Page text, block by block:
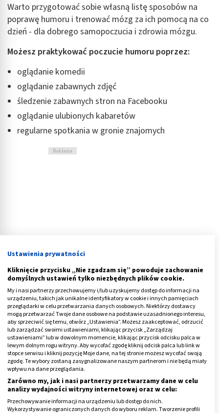
Warto przygotować sobie własną listę sposobów na
poprawę humoru i trenować mózg za ich pomocą na co
dzień - dla dobrego samopoczucia i zdrowia mózgu.
Możesz praktykować poczucie humoru poprzez:
oglądanie komedii
oglądanie zabawnych zdjęć
śledzenie zabawnych stron na Facebooku
oglądanie ulubionych kabaretów
regularne spotkania w gronie znajomych
Reklama
Trening mózgu: naucz się mówić NIE
Efektywne wywiązywanie się z wielu powierzonych
obowiązków nie byłoby możliwe bez działania pod
wpływem stresu. Należy pamiętać jednak o tym, że
życie w takich warunkach w dłuższej perspektywie
negatywnie wpływa na działanie mózgu i zdrowie
całego organizmu. Jak temu przeciwdziałać?
Ustawienia prywatności
Kliknięcie przycisku „Nie zgadzam się” powoduje zachowanie
domyślnych ustawień tylko niezbędnych plików cookie.
My i nasi partnerzy przechowujemy i/lub uzyskujemy dostęp do informacji na
urządzeniu, takich jak unikalne identyfikatory w cookie i innych pamięciach
przeglądarki w celu przetwarzania danych osobowych. Niektórzy dostawcy
mogą przetwarzać Twoje dane osobowe na podstawie uzasadnionego interesu,
aby sprzeciwić się temu, otwórz „Ustawienia”. Możesz zaakceptować, odrzucić
lub zarządzać swoimi ustawieniami, klikając przycisk „Zarządzaj
ustawieniami” lub w dowolnym momencie, klikając przycisk odcisku palca w
lewym dolnym rogu witryny. Aby wycofać zgodę kliknij odcisk palca lub link w
stopce serwisu i kliknij pozycję Moje dane, na tej stronie możesz wycofać swoją
zgodę. Te wybory zostaną zasygnalizowane naszym partnerom i nie będą miały
wpływu na dane przeglądania.
Zarówno my, jak i nasi partnerzy przetwarzamy dane w celu
analizy wydajności witryny internetowej oraz w celu:
Przechowywanie informacji na urządzeniu lub dostęp do nich.
Wykorzystywanie ograniczonych danych do wyboru reklam. Tworzenie profili